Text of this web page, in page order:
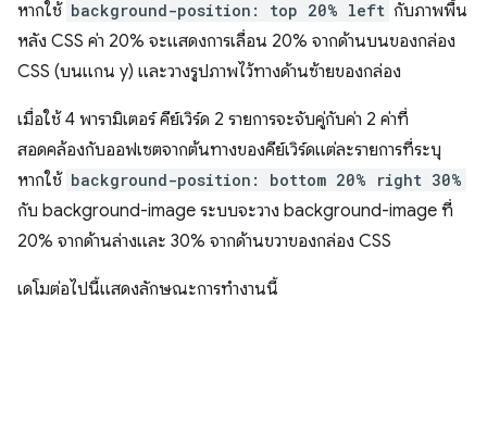
หากใช้ background-position: top 20% left กับภาพพื้น
หลัง CSS ค่า 20% จะแสดงการเลื่อน 20% จากด้านบนของกล่อง
CSS (บนแกน y) และวางรูปภาพไว้ทางด้านซ้ายของกล่อง
เมื่อใช้ 4 พารามิเตอร์ คีย์เวิร์ด 2 รายการจะจับคู่กับค่า 2 ค่าที่
สอดคล้องกับออฟเซตจากต้นทางของคีย์เวิร์ดแต่ละรายการที่ระบุ
หากใช้ background-position: bottom 20% right 30%
กับ background-image ระบบจะวาง background-image ที่
20% จากด้านล่างและ 30% จากด้านขวาของกล่อง CSS
เดโมต่อไปนี้แสดงลักษณะการทํางานนี้